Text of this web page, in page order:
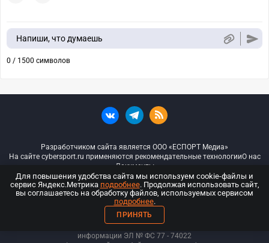
Напиши, что думаешь
0 / 1500 символов
Разработчиком сайта является ООО «ЕСПОРТ Медиа»
На сайте cybersport.ru применяются рекомендательные технологииО нас
Документы
© ООО «Киберспорт.ру» — Все права защищены
18+
ООО «Киберспорт.ру». Свидетельство о регистрации средств массовой
информации ЭЛ № ФС 77 - 74022
Для повышения удобства сайта мы используем cookie-файлы и
сервис Яндекс.Метрика подробнее. Продолжая использовать сайт,
вы соглашаетесь на обработку файлов, используемых сервисом
подробнее.
ПРИНЯТЬ